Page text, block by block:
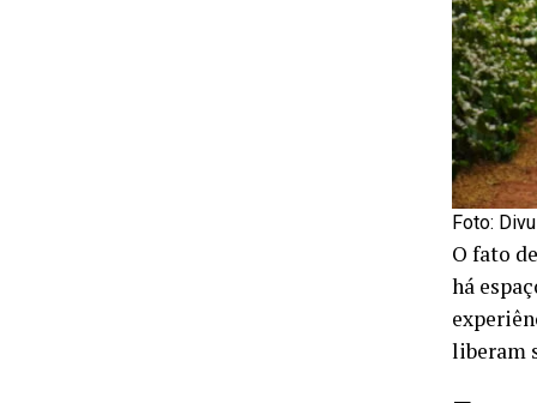
Foto:
O fato
há
liberam